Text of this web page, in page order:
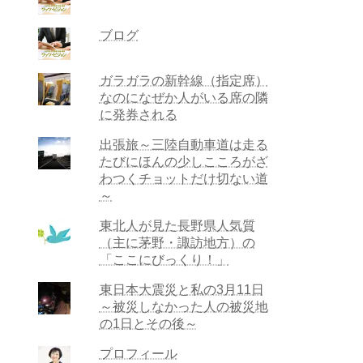
ブログ
ガラガラの新幹線（指定席）
なのになぜか人がいる席の隣
に発券される
出張旅～三陸自動車道は走る
たびにほんの少しこころがざ
わつくチョットだけ切ない道
～
東北人が見た長野県人気質
（主に茅野・諏訪地方）の
「ここにびっくり！」
東日本大震災と私の3月11日
～被災しなかった人の被災地
の1日とその後～
プロフィール